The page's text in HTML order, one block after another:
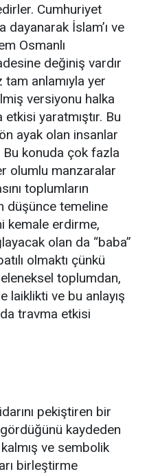
Cumhuriyet
İslam’ı ve
Osmanlı
değiniş vardır
anlamıyla yer
versiyonu halka
yaratmıştır. Bu
ayak olan insanlar
Bu konuda çok fazla
olumlu manzaralar
toplumların
düşünce temeline
kemale erdirme,
olan da “baba”
olmaktı çünkü
toplumdan,
ve bu anlayış
travma etkisi
pekiştiren bir
kaydeden
ve sembolik
birleştirme